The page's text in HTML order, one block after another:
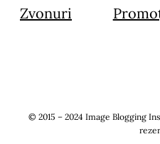
Zvonuri
© 2015 – 2024 Image Blogging